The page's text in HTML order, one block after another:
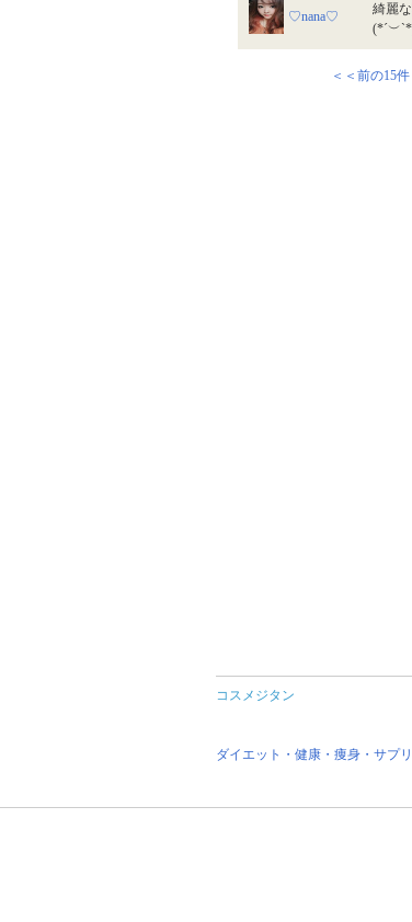
♡nana♡
綺麗
＜＜前の15件
コスメジタン
ダイエット・健康・痩身・サプ